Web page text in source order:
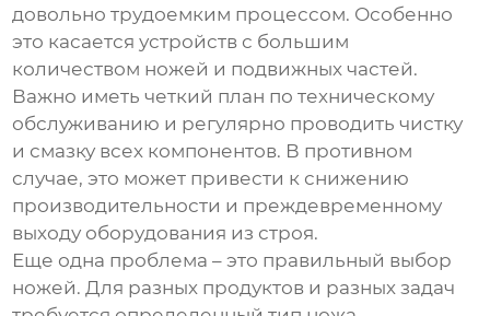
довольно трудоемким процессом. Особенно
это касается устройств с большим
количеством ножей и подвижных частей.
Важно иметь четкий план по техническому
обслуживанию и регулярно проводить чистку
и смазку всех компонентов. В противном
случае, это может привести к снижению
производительности и преждевременному
выходу оборудования из строя.
Еще одна проблема – это правильный выбор
ножей. Для разных продуктов и разных задач